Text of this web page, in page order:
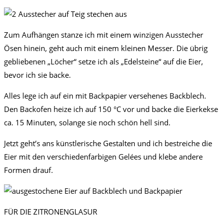
Zum Aufhängen stanze ich mit einem winzigen Ausstecher
Ösen hinein, geht auch mit einem kleinen Messer. Die übrig
gebliebenen „Löcher“ setze ich als „Edelsteine“ auf die Eier,
bevor ich sie backe.
Alles lege ich auf ein mit Backpapier versehenes Backblech.
Den Backofen heize ich auf 150 °C vor und backe die Eierkekse
ca. 15 Minuten, solange sie noch schön hell sind.
Jetzt geht’s ans künstlerische Gestalten und ich bestreiche die
Eier mit den verschiedenfarbigen Gelées und klebe andere
Formen drauf.
FÜR DIE ZITRONENGLASUR